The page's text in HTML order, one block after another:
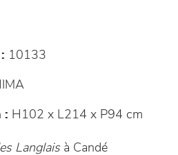
10133
: H102 x L214 x P94 cm
Langlaisà Candé